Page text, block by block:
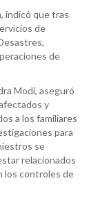
indicó que tras
de
de
Modi, aseguró
y
a los familiares
para
se
relacionados
los controles de